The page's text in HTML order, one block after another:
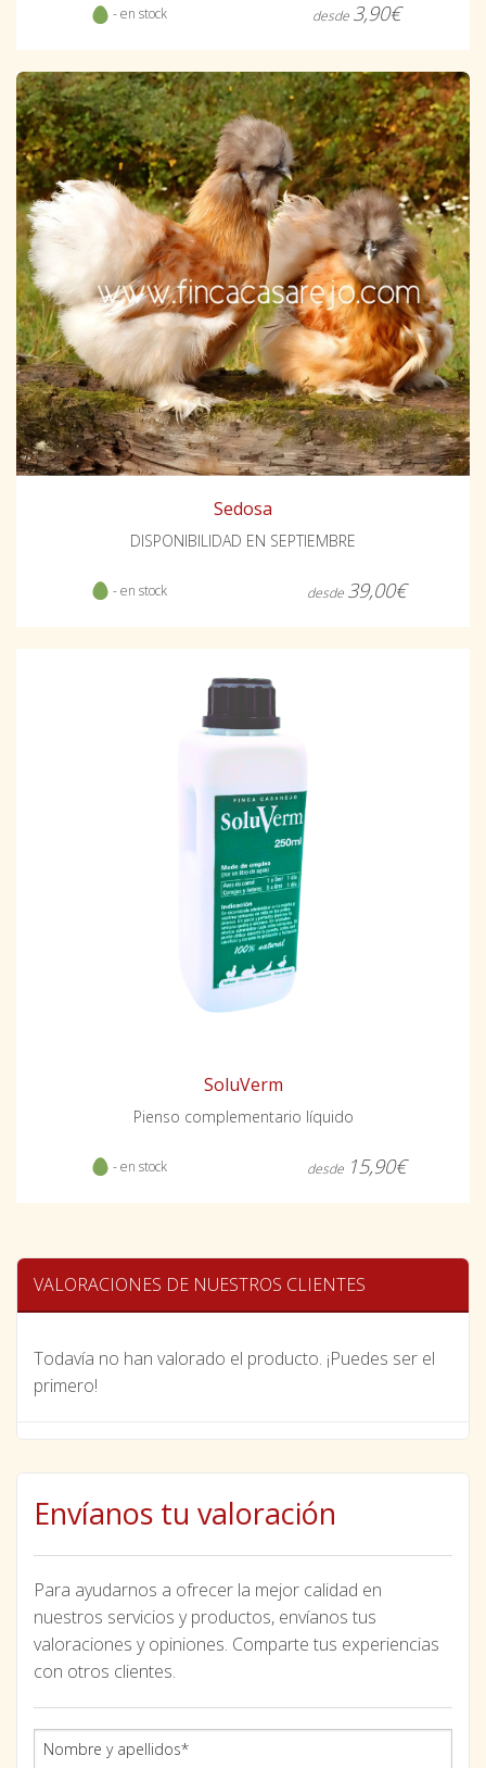
- en stock desde 3,90€
Sedosa
DISPONIBILIDAD EN SEPTIEMBRE
- en stock desde 39,00€
SoluVerm
Pienso complementario líquido
- en stock desde 15,90€
VALORACIONES DE NUESTROS CLIENTES
Todavía no han valorado el producto. ¡Puedes ser el
primero!
Envíanos tu valoración
Para ayudarnos a ofrecer la mejor calidad en
nuestros servicios y productos, envíanos tus
valoraciones y opiniones. Comparte tus experiencias
con otros clientes.